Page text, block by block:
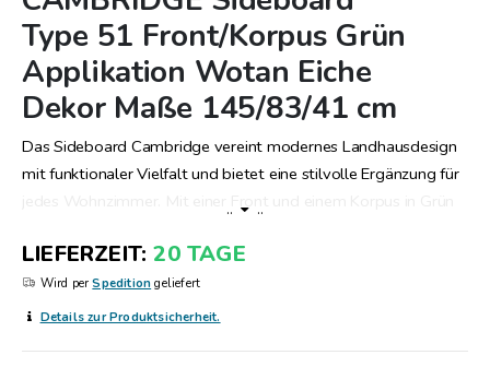
der
Bildergalerie
springen
Type 51 Front/Korpus Grün
Applikation Wotan Eiche
Dekor Maße 145/83/41 cm
Das Sideboard Cambridge vereint modernes Landhausdesign
mit funktionaler Vielfalt und bietet eine stilvolle Ergänzung für
Möbelstück eine warme und einladende Atmosphäre aus. Die
Maße von 145 cm Breite, 83 cm Höhe und 41 cm Tiefe bieten
ausreichend Stauraum, während die innere Aufteilung mit einer
.. ..
LIEFERZEIT 20 TAGE
Wird perSpedition geliefert
Details zur Produktsicherheit.